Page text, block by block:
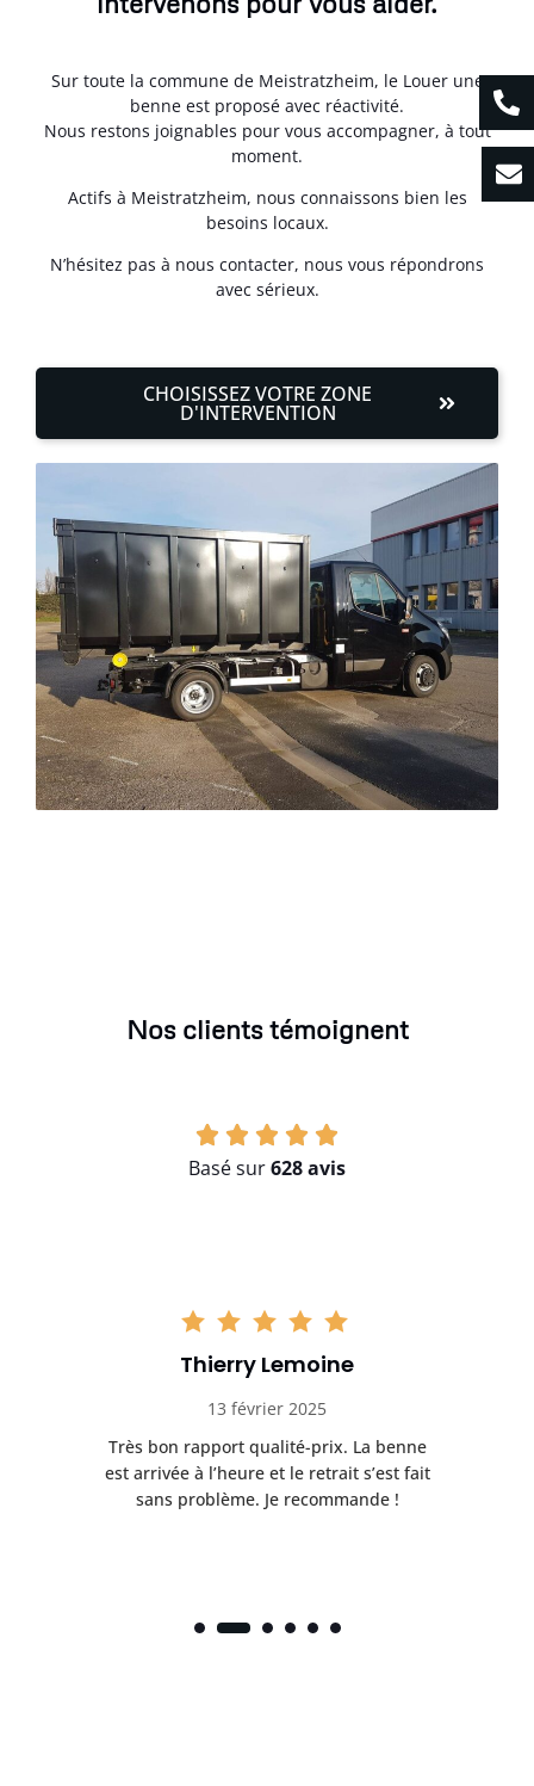
Sur toute la commune de Meistratzheim, le Louer une
benne est proposé avec réactivité.
Nous restons joignables pour vous accompagner, à tout
moment.
Actifs à Meistratzheim, nous connaissons bien les
besoins locaux.
N’hésitez pas à nous contacter, nous vous répondrons
avec sérieux.
CHOISISSEZ VOTRE ZONE
D'INTERVENTION
Nos clients témoignent
Basé sur628 avis
Thierry Lemoine
13 février 2025
Très bon rapport qualité-prix. La benne
est arrivée à l’heure et le retrait s’est fait
sans problème. Je recommande !